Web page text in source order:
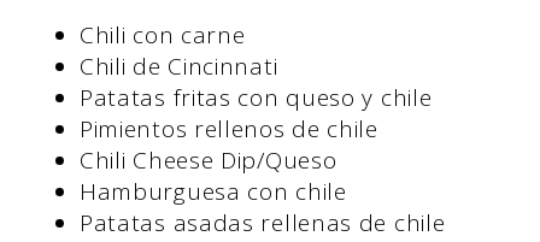
Chili con carne
Chili de Cincinnati
Patatas fritas con queso y chile
Pimientos rellenos de chile
Chili Cheese Dip/Queso
Hamburguesa con chile
Patatas asadas rellenas de chile